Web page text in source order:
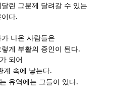
린 그분께 달려갈 수 있는
이다.
나온 사람들은
게 부활의 증인이 된다.
되어
계 속에 낳는다.
유역에는 그들이 있다.